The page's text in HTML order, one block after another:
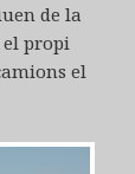
de la
propi
el